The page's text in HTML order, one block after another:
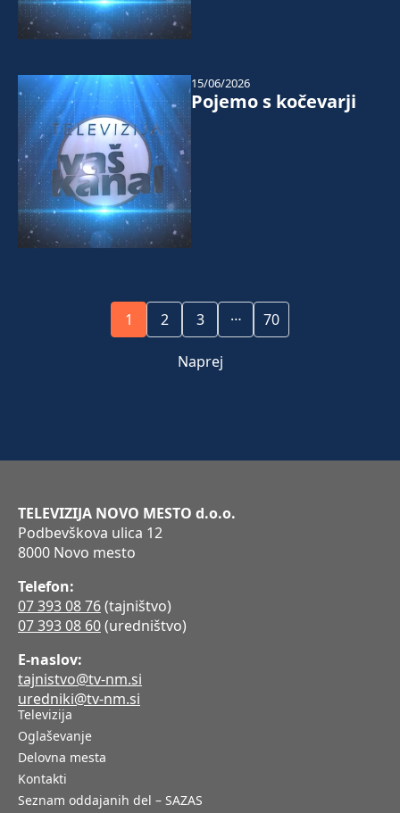
Pojemo s kočevarji
15/06/2026
1 2 3 … 70
Naprej
TELEVIZIJA NOVO MESTO d.o.o.
Podbevškova ulica 12
8000 Novo mesto
Telefon:
07 393 08 76(tajništvo)
07 393 08 60(uredništvo)
E-naslov:
tajnistvo@tv-nm.si
uredniki@tv-nm.si
Televizija
Oglaševanje
Delovna mesta
Kontakti
Seznam oddajanih del – SAZAS